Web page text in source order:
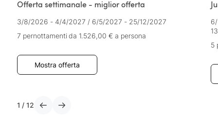
Offerta settimanale - miglior offerta
3/8/2026 - 4/4/2027 / 6/5/2027 - 25/12/2027
7 pernottamentida 1.526,00 € a persona
Mostra offerta
5
1 / 12